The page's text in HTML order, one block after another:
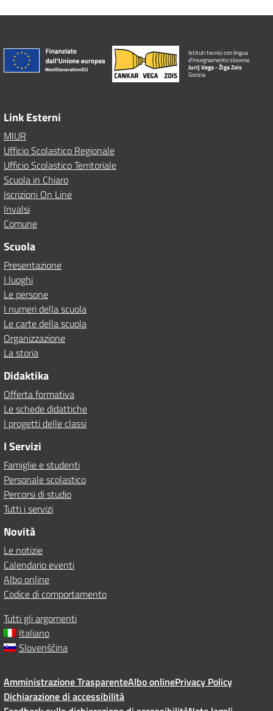
Istituti tecnici con lingua
d'insegnamento slovena
Jurij Vega - Žiga Zois
Gorizia
Link Esterni
MIUR
Ufficio Scolastico Regionale
Ufficio Scolastico Territoriale
Scuola in Chiaro
Iscrizioni On Line
Invalsi
Comune
Scuola
Presentazione
I luoghi
Le persone
I numeri della scuola
Le carte della scuola
Organizzazione
La storia
Didaktika
Offerta formativa
Le schede didattiche
I progetti delle classi
I Servizi
Famiglie e studenti
Personale scolastico
Percorsi di studio
Tutti i servizi
Novità
Le notizie
Calendario eventi
Albo online
Codice di comportamento
Tutti gli argomenti
Italiano
Slovenščina
Amministrazione TrasparenteAlbo onlinePrivacy Policy
Dichiarazione di accessibilità